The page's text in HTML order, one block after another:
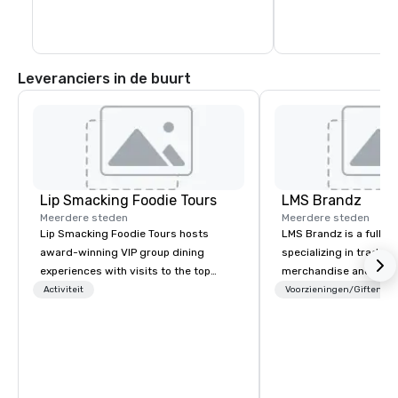
Leveranciers in de buurt
Lip Smacking Foodie Tours
Meerdere steden
Lip Smacking Foodie Tours hosts
award-winning VIP group dining
experiences with visits to the top
restaurants throughout the United
Activiteit
LMS Brandz
Meerdere steden
LMS Brandz is a full-
specializing in trade
merchandise and
booth giveaways and
Voorzieningen/Giften